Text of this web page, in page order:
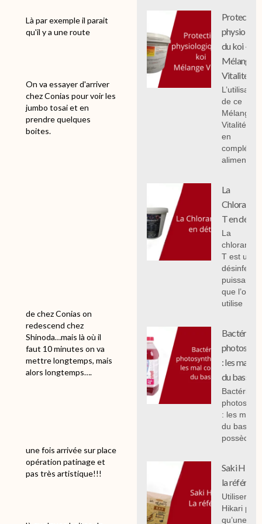
Là par exemple il parait
qu'il y a une route
On va essayer d'arriver
chez Conias pour voir les
jumbo tosai et en
prendre quelques
boites.
de chez Conias on
redescend chez
Shinoda…mais là où il
faut 10 minutes on va
mettre longtemps, mais
alors longtemps….
une fois arrivée sur place
opération patinage et
pas très artistique!!!
Protection
du koi -
Mélange
Vitalité
L’utilisation
de ce
Mélange
Vitalité 1
en
alimentaire
La
T en détail
La
chloramine
T est un
puissant
que l’on
utilise
Bactéries
: les mal
du bassin.
Bactéries
: les mal
du bassin,
possèdent
Saki
la
Utiliser
Hikari
qu’une